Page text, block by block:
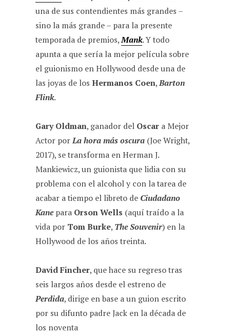
e
b
o
o
k
t
s
A
p
p
e
g
r
a
m
d
i
t
l
una de sus contendientes más grandes –
sino la más grande – para la presente
temporada de premios,Mank. Y todo
apunta a que sería la mejor película sobre
el guionismo en Hollywood desde una de
las joyas de losHermanos Coen,Barton
Flink.
Gary Oldman, ganador del Oscar a Mejor
Actor porLa hora más oscura (Joe Wright,
2017), se transforma en Herman J.
Mankiewicz, un guionista que lidia con su
problema con el alcohol y con la tarea de
acabar a tiempo el libreto de Ciudadano
Kanepara Orson Wells (aquí traído a la
vida por Tom Burke, The Souvenir) en la
Hollywood de los años treinta.
David Fincher, que hace su regreso tras
seis largos años desde el estreno de
Perdida, dirige en base a un guion escrito
por su difunto padre Jack en la década de
los noventa